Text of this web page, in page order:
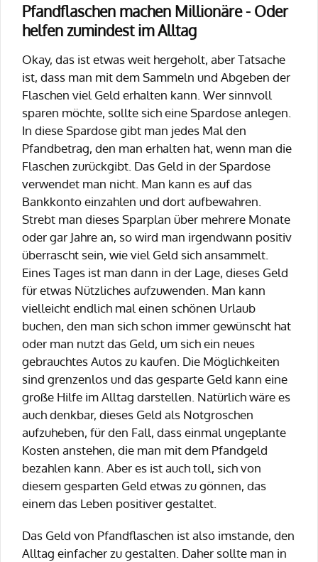
Pfandflaschen machen Millionäre - Oder
helfen zumindest im Alltag
Okay, das ist etwas weit hergeholt, aber Tatsache
ist, dass man mit dem Sammeln und Abgeben der
Flaschen viel Geld erhalten kann. Wer sinnvoll
sparen möchte, sollte sich eine Spardose anlegen.
In diese Spardose gibt man jedes Mal den
Pfandbetrag, den man erhalten hat, wenn man die
Flaschen zurückgibt. Das Geld in der Spardose
verwendet man nicht. Man kann es auf das
Bankkonto einzahlen und dort aufbewahren.
Strebt man dieses Sparplan über mehrere Monate
oder gar Jahre an, so wird man irgendwann positiv
überrascht sein, wie viel Geld sich ansammelt.
Eines Tages ist man dann in der Lage, dieses Geld
für etwas Nützliches aufzuwenden. Man kann
vielleicht endlich mal einen schönen Urlaub
buchen, den man sich schon immer gewünscht hat
oder man nutzt das Geld, um sich ein neues
gebrauchtes Autos zu kaufen. Die Möglichkeiten
sind grenzenlos und das gesparte Geld kann eine
große Hilfe im Alltag darstellen. Natürlich wäre es
auch denkbar, dieses Geld als Notgroschen
aufzuheben, für den Fall, dass einmal ungeplante
Kosten anstehen, die man mit dem Pfandgeld
bezahlen kann. Aber es ist auch toll, sich von
diesem gesparten Geld etwas zu gönnen, das
einem das Leben positiver gestaltet.
Das Geld von Pfandflaschen ist also imstande, den
Alltag einfacher zu gestalten. Daher sollte man in